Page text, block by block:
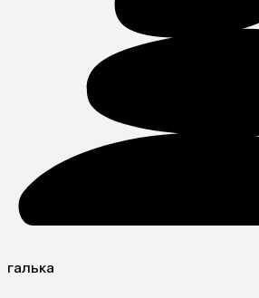
галька